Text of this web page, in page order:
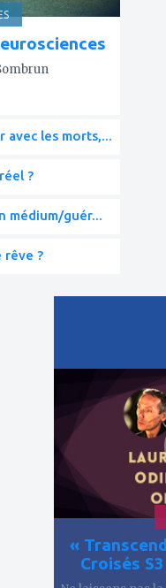
avec les morts,...
?
médium/guér...
rêve ?
favoris
«
Croisés